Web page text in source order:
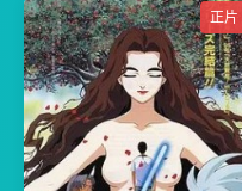
正片